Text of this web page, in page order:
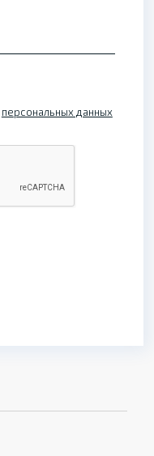
персональных данных